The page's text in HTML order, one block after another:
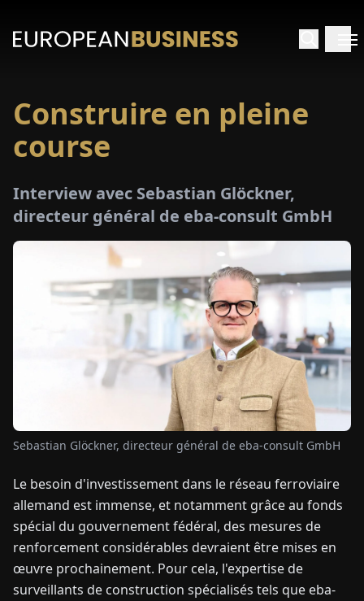
ENDEFRESITNLPLHU
CONTACTEZ-
NOUS
Construire en pleine
course
Interview avec Sebastian Glöckner,
directeur général de eba-consult GmbH
Sebastian Glöckner, directeur général de eba-consult GmbH
Le besoin d'investissement dans le réseau ferroviaire
allemand est immense, et notamment grâce au fonds
spécial du gouvernement fédéral, des mesures de
renforcement considérables devraient être mises en
œuvre prochainement. Pour cela, l'expertise de
surveillants de construction spécialisés tels que eba-